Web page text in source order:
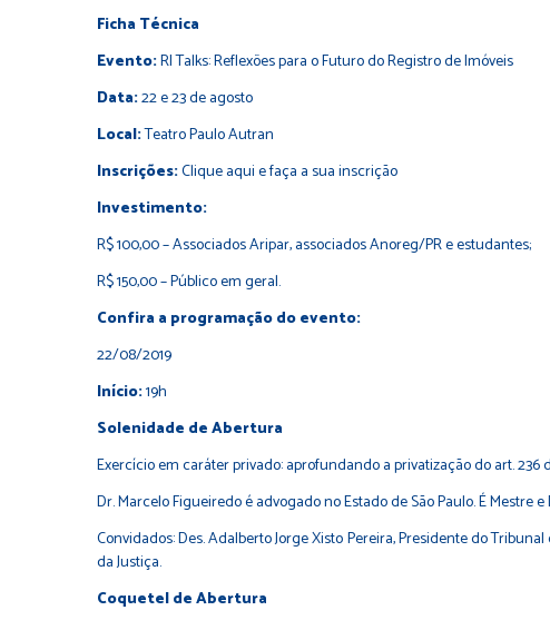
Ficha Técnica
Evento:RI Talks: Reflexões para o Futuro do Registro de Imóveis
Data:22 e 23 de agosto
Local:Teatro Paulo Autran
Inscrições:Clique aqui e faça a sua inscrição
Investimento:
R$ 100,00 – Associados Aripar, associados Anoreg/PR e estudantes;
R$ 150,00 – Público em geral.
Confira a programação do evento:
22/08/2019
Início:19h
Solenidade de Abertura
Exercício em caráter privado: aprofundando a privatização do art. 236
Dr. Marcelo Figueiredo é advogado no Estado de São Paulo. É Mestre
Convidados: Des. Adalberto Jorge Xisto Pereira, Presidente do
da Justiça.
Coquetel de Abertura